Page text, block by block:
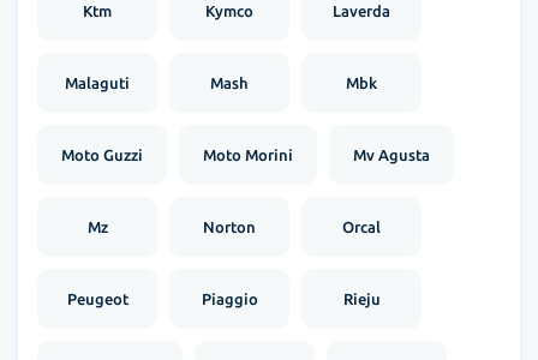
Ktm Kymco Laverda
Malaguti Mash Mbk
Moto Guzzi Moto Morini Mv Agusta
Mz Norton Orcal
Peugeot Piaggio Rieju